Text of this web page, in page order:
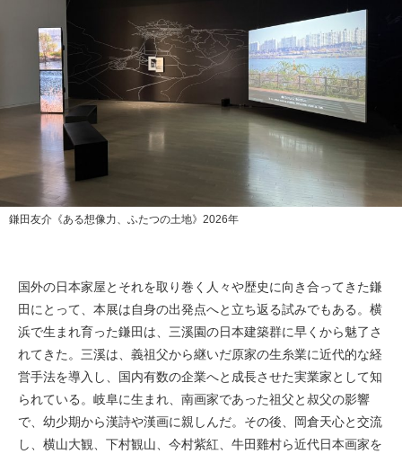
鎌田友介《ある想像力、ふたつの土地》2026年
国外の日本家屋とそれを取り巻く人々や歴史に向き合ってきた鎌
田にとって、本展は自身の出発点へと立ち返る試みでもある。横
浜で生まれ育った鎌田は、三溪園の日本建築群に早くから魅了さ
れてきた。三溪は、義祖父から継いだ原家の生糸業に近代的な経
営手法を導入し、国内有数の企業へと成長させた実業家として知
られている。岐阜に生まれ、南画家であった祖父と叔父の影響
で、幼少期から漢詩や漢画に親しんだ。その後、岡倉天心と交流
し、横山大観、下村観山、今村紫紅、牛田雞村ら近代日本画家を